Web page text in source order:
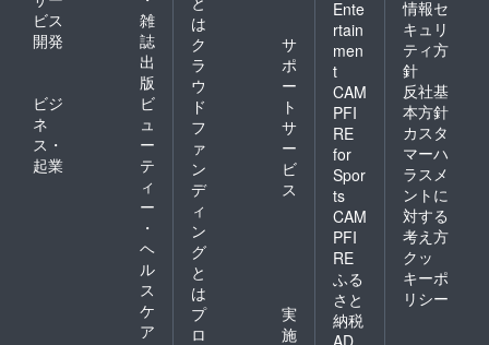
ビス
開発
雑
誌
出
版
ビジ
ネ
ス・
起業
ビ
ュ
ー
テ
ィ
ー
・
ヘ
ル
ス
ケ
ア
は
ク
ラ
ウ
ド
フ
ァ
ン
デ
ィ
ン
グ
と
は
サ
ポ
ー
ト
サ
ー
ビ
ス
プ
ロ
実
施
Ente
rtain
men
t
CAM
PFI
RE
for
Spor
ts
CAM
PFI
RE
ふる
さと
納税
情報セ
キュリ
ティ方
針
反社基
本方針
カスタ
マーハ
ラスメ
ントに
対する
考え方
クッ
キーポ
リシー